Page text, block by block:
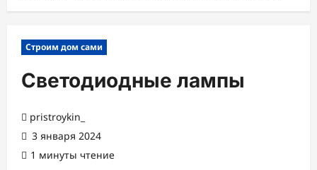
Строим дом сами
Светодиодные лампы
pristroykin_
3 января 2024
1 минуты чтение